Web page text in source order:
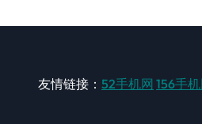
友情链接： 52手机网 156手